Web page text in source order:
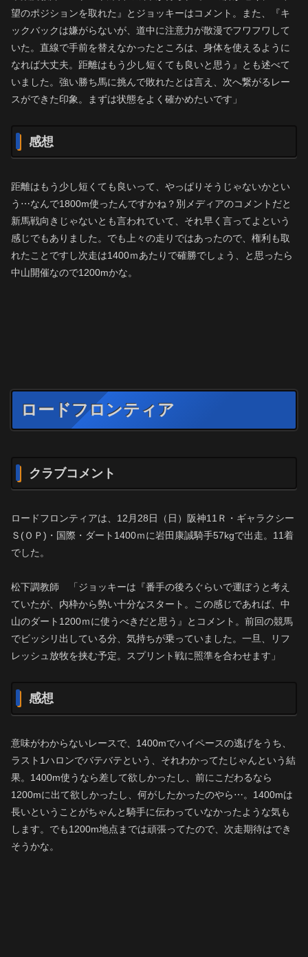
望のポジションを取れた』とジョッキーはコメント。また、『キ
ックバックは嫌がらないが、道中に注意力が散漫でフワフワして
いた。直線で手前を替えなかったところは、身体を使えるように
なれば大丈夫。距離はもう少し短くても良いと思う』とも述べて
いました。強い勝ち馬に挑んで敗れたとは言え、次へ繋がるレー
スができた印象。まずは状態をよく確かめたいです」
感想
距離はもう少し短くても良いって、やっぱりそうじゃないかとい
う⋯なんで1800m使ったんですかね？別メディアのコメントだと
新馬戦向きじゃないとも言われていて、それ早く言ってよという
感じでもありました。でも上々の走りではあったので、権利も取
れたことですし次走は1400ｍあたりで確勝でしょう、と思ったら
中山開催なので1200mかな。
ロードフロンティア
クラブコメント
ロードフロンティアは、12月28日（日）阪神11Ｒ・ギャラクシー
Ｓ(ＯＰ)・国際・ダート1400ｍに岩田康誠騎手57kgで出走。11着
でした。
松下調教師 「ジョッキーは『番手の後ろぐらいで運ぼうと考え
ていたが、内枠から勢い十分なスタート。この感じであれば、中
山のダート1200ｍに使うべきだと思う』とコメント。前回の競馬
でビッシリ出している分、気持ちが乗っていました。一旦、リフ
レッシュ放牧を挟む予定。スプリント戦に照準を合わせます」
感想
意味がわからないレースで、1400mでハイペースの逃げをうち、
ラスト1ハロンでバテバテという、それわかってたじゃんという結
果。1400m使うなら差して欲しかったし、前にこだわるなら
1200mに出て欲しかったし、何がしたかったのやら⋯。1400mは
長いということがちゃんと騎手に伝わっていなかったような気も
します。でも1200m地点までは頑張ってたので、次走期待はでき
そうかな。